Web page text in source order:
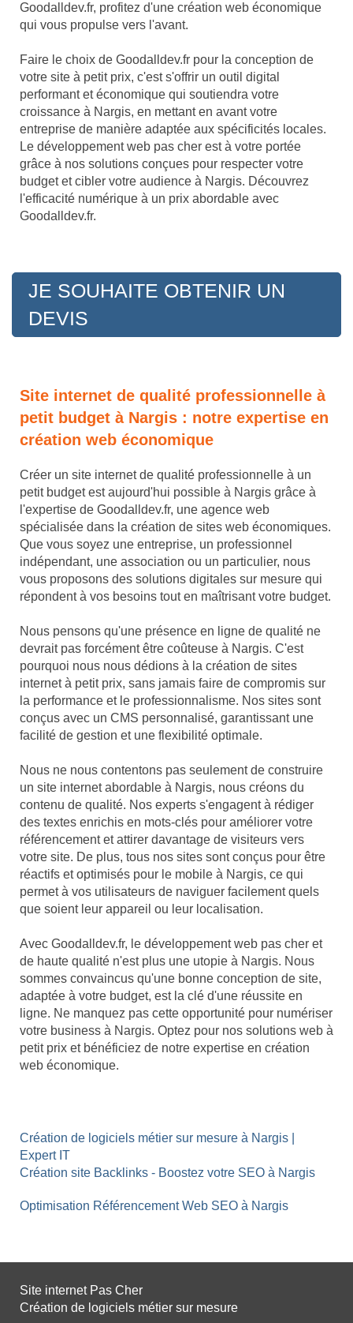
Goodalldev.fr, profitez d'une création web économique
qui vous propulse vers l'avant.
Faire le choix de Goodalldev.fr pour la conception de
votre site à petit prix, c'est s'offrir un outil digital
performant et économique qui soutiendra votre
croissance à Nargis, en mettant en avant votre
entreprise de manière adaptée aux spécificités locales.
Le développement web pas cher est à votre portée
grâce à nos solutions conçues pour respecter votre
budget et cibler votre audience à Nargis. Découvrez
l'efficacité numérique à un prix abordable avec
Goodalldev.fr.
JE SOUHAITE OBTENIR UN
DEVIS
Site internet de qualité professionnelle à
petit budget à Nargis : notre expertise en
création web économique
Créer un site internet de qualité professionnelle à un
petit budget est aujourd'hui possible à Nargis grâce à
l'expertise de Goodalldev.fr, une agence web
spécialisée dans la création de sites web économiques.
Que vous soyez une entreprise, un professionnel
indépendant, une association ou un particulier, nous
vous proposons des solutions digitales sur mesure qui
répondent à vos besoins tout en maîtrisant votre budget.
Nous pensons qu'une présence en ligne de qualité ne
devrait pas forcément être coûteuse à Nargis. C'est
pourquoi nous nous dédions à la création de sites
internet à petit prix, sans jamais faire de compromis sur
la performance et le professionnalisme. Nos sites sont
conçus avec un CMS personnalisé, garantissant une
facilité de gestion et une flexibilité optimale.
Nous ne nous contentons pas seulement de construire
un site internet abordable à Nargis, nous créons du
contenu de qualité. Nos experts s'engagent à rédiger
des textes enrichis en mots-clés pour améliorer votre
référencement et attirer davantage de visiteurs vers
votre site. De plus, tous nos sites sont conçus pour être
réactifs et optimisés pour le mobile à Nargis, ce qui
permet à vos utilisateurs de naviguer facilement quels
que soient leur appareil ou leur localisation.
Avec Goodalldev.fr, le développement web pas cher et
de haute qualité n'est plus une utopie à Nargis. Nous
sommes convaincus qu'une bonne conception de site,
adaptée à votre budget, est la clé d'une réussite en
ligne. Ne manquez pas cette opportunité pour numériser
votre business à Nargis. Optez pour nos solutions web à
petit prix et bénéficiez de notre expertise en création
web économique.
Création de logiciels métier sur mesure à Nargis |
Expert IT
Création site Backlinks - Boostez votre SEO à Nargis
Optimisation Référencement Web SEO à Nargis
Site internet Pas Cher
Création de logiciels métier sur mesure